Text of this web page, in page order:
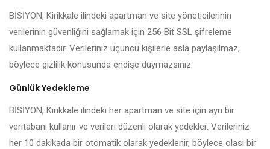
BİSİYON, Kirikkale ilindeki apartman ve site yöneticilerinin
verilerinin güvenliğini sağlamak için 256 Bit SSL şifreleme
kullanmaktadır. Verileriniz üçüncü kişilerle asla paylaşılmaz,
böylece gizlilik konusunda endişe duymazsınız.
Günlük Yedekleme
BİSİYON, Kirikkale ilindeki her apartman ve site için ayrı bir
veritabanı kullanır ve verileri düzenli olarak yedekler. Verileriniz
her 10 dakikada bir otomatik olarak yedeklenir, böylece olası bir